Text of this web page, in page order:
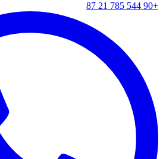
+90 544 785 21 87